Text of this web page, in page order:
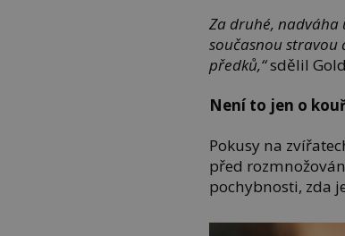
Za druhé, nadváha
současnou stravou
předků,“sdělil
Není to jen o
Pokusy na
před
pochybnosti, zda